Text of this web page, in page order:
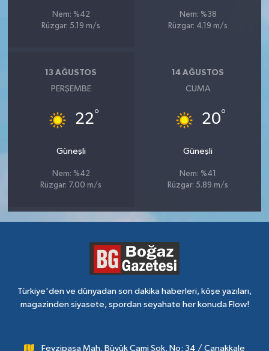
Nem: %42
Rüzgar: 5.19 m/s
Nem: %38
Rüzgar: 4.19 m/s
13 AĞUSTOS
PERŞEMBE
22°
Güneşli
Nem: %42
Rüzgar: 7.00 m/s
14 AĞUSTOS
CUMA
20°
Güneşli
Nem: %41
Rüzgar: 5.89 m/s
Türkiye'den ve dünyadan son dakika haberleri, köşe yazıları,
magazinden siyasete, spordan seyahate her konuda Flow!
Fevzipaşa Mah. Büyük Cami Sok. No: 34 / Çanakkale